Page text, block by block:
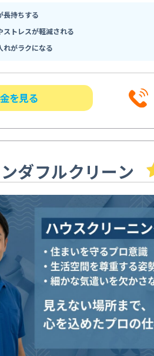
長持ちする
ストレスが軽減される
れがラクになる
を見る
ダフルクリーン